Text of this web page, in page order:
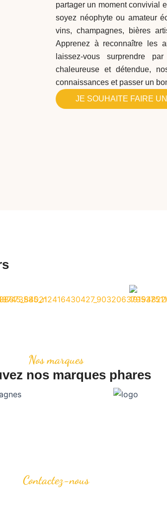
partager un moment convivial
soyez néophyte ou amateur
vins, champagnes, bières
Apprenez à reconnaître les
laissez-vous surprendre
chaleureuse et détendue,
connaissances et passer un
JE SOUHAITE FAIRE
Nos marques
nos marques phares
Contactez-nous